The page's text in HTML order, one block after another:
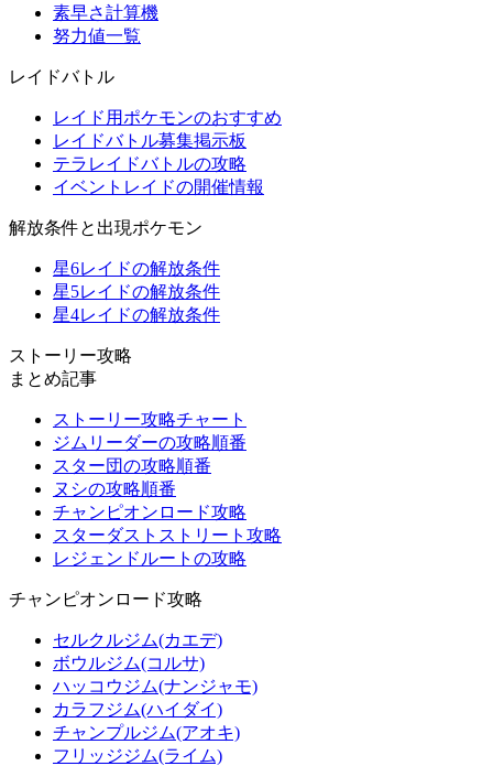
素早さ計算機
努力値一覧
レイドバトル
レイド用ポケモンのおすすめ
レイドバトル募集掲示板
テラレイドバトルの攻略
イベントレイドの開催情報
解放条件と出現ポケモン
星6レイドの解放条件
星5レイドの解放条件
星4レイドの解放条件
ストーリー攻略
まとめ記事
ストーリー攻略チャート
ジムリーダーの攻略順番
スター団の攻略順番
ヌシの攻略順番
チャンピオンロード攻略
スターダストストリート攻略
レジェンドルートの攻略
チャンピオンロード攻略
セルクルジム(カエデ)
ボウルジム(コルサ)
ハッコウジム(ナンジャモ)
カラフジム(ハイダイ)
チャンプルジム(アオキ)
フリッジジム(ライム)